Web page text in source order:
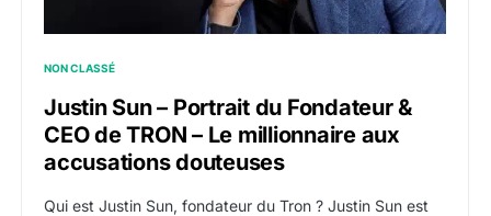
NON CLASSÉ
Justin Sun – Portrait du Fondateur &
CEO de TRON – Le millionnaire aux
accusations douteuses
Qui est Justin Sun, fondateur du Tron ? Justin Sun est